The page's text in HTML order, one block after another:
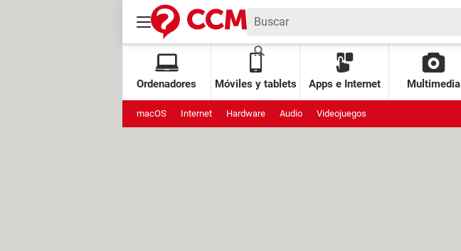
Ordenadores Móviles y tablets Apps e Internet Multimedia
macOS Internet Hardware Audio Videojuegos